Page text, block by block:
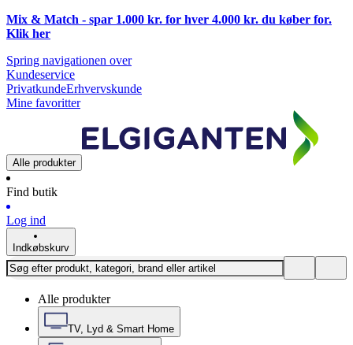
Mix & Match - spar 1.000 kr. for hver 4.000 kr. du køber for.
Klik her
Spring navigationen over
Kundeservice
PrivatkundeErhvervskunde
Mine favoritter
Alle produkter
Find butik
Log ind
Indkøbskurv
Alle produkter
TV, Lyd & Smart Home